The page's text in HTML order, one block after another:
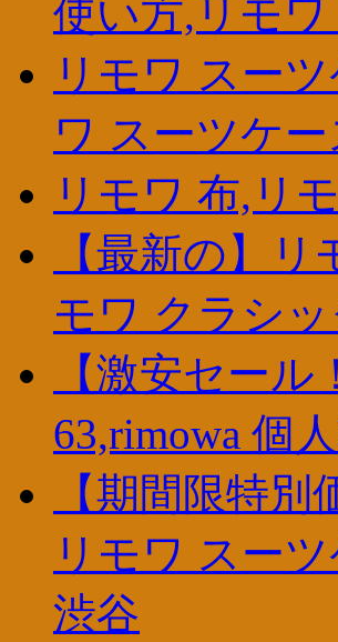
使い方,リモ
リモワ スー
ワ スーツケ
リモワ 布,リ
【最新の】
モワ クラシ
【激安セー
63,rimowa 個
【期間限特
リモワ スー
渋谷